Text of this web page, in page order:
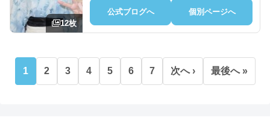
12枚
公式ブログへ 個別ページへ
1 2 3 4 5 6 7 次へ › 最後へ »